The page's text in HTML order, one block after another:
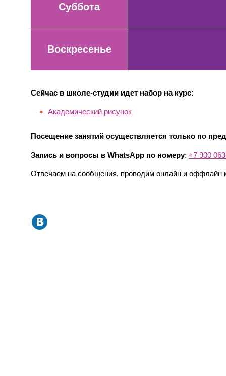
Суббота
Воскресенье
Сейчас в школе-студии идет набор на курс:
Академический рисунок
Посещение занятий осуществляется только по
Запись и вопросы в WhatsApp по номеру: +7 930
Отвечаем на сообщения, проводим онлайн и оффлайн